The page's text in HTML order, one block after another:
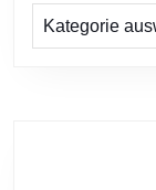
Prediger